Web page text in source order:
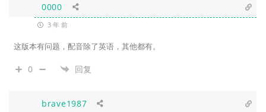
0000
3 年 前
这版本有问题，配音除了英语，其他都有。
0 回复
brave1987